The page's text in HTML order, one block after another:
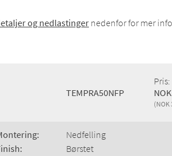
og nedlastingernedenfor for mer
TEMPRA50NFP
Pris:
(NOK
Nedfelling
Børstet